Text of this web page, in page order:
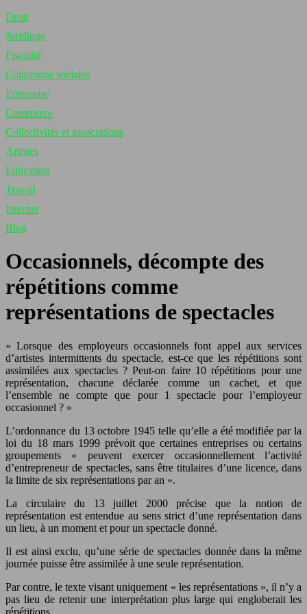
Droit
Juridique
Fiscalité
Cotisations sociales
Entreprise
Commerce
Collectivités et associations
Artistes
Education
Travail
Internet
Blog
Occasionnels, décompte des
répétitions comme
représentations de spectacles
« Lorsque des employeurs occasionnels font appel aux services
d’artistes intermittents du spectacle, est-ce que les répétitions sont
assimilées aux spectacles ? Peut-on faire 10 répétitions pour une
représentation, chacune déclarée comme un cachet, et que
l’ensemble ne compte que pour 1 spectacle pour l’employeur
occasionnel ? »
L’ordonnance du 13 octobre 1945 telle qu’elle a été modifiée par la
loi du 18 mars 1999 prévoit que certaines entreprises ou certains
groupements « peuvent exercer occasionnellement l’activité
d’entrepreneur de spectacles, sans être titulaires d’une licence, dans
la limite de six représentations par an ».
La circulaire du 13 juillet 2000 précise que la notion de
représentation est entendue au sens strict d’une représentation dans
un lieu, à un moment et pour un spectacle donné.
Il est ainsi exclu, qu’une série de spectacles donnée dans la même
journée puisse être assimilée à une seule représentation.
Par contre, le texte visant uniquement « les représentations », il n’y a
pas lieu de retenir une interprétation plus large qui engloberait les
répétitions.